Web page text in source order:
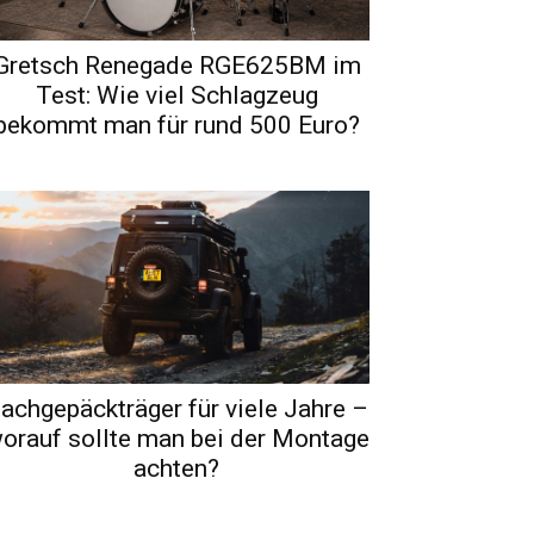
Renegade RGE625BM im
Test: Wie viel Schlagzeug
man für rund 500 Euro?
für viele Jahre –
sollte man bei der Montage
achten?